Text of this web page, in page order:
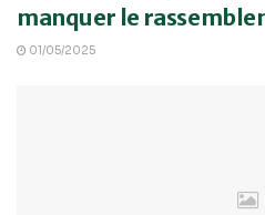
manquer le
01/05/2025